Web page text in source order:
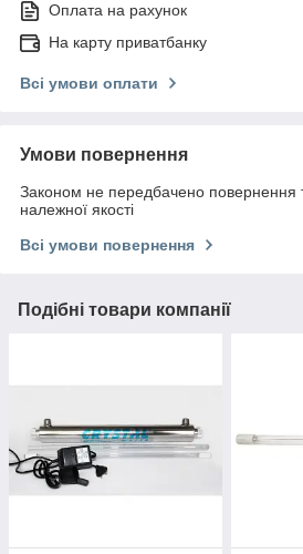
Оплата на рахунок
На карту приватбанку
Всі умови оплати
Умови повернення
Законом не передбачено повернення
належної якості
Всі умови повернення
Подібні товари компанії